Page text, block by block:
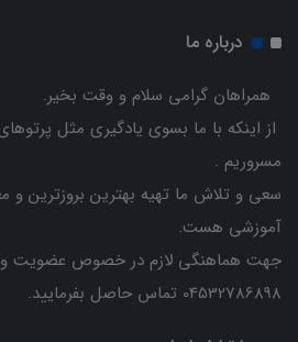
درباره ما
همراهان گرامی سلام و وقت بخیر.
از اینکه با ما بسوی یادگیری مثل
مسروریم .
سعی و تلاش ما تهیه بهترین بروزترین و
آموزشی هست.
جهت هماهنگی لازم در خصوص عضویت و
04532786898 تماس حاصل بفرمایید.